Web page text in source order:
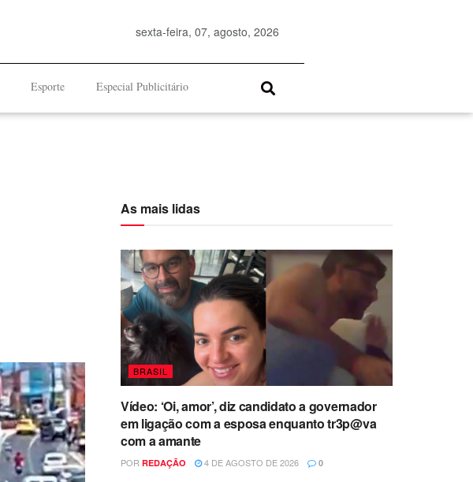
sexta-feira, 07, agosto, 2026
Esporte Especial Publicitário
As mais lidas
BRASIL
Vídeo: ‘Oi, amor’, diz candidato a governador
em ligação com a esposa enquanto tr3p@va
com a amante
POR REDAÇÃO 4 DE AGOSTO DE 2026 0